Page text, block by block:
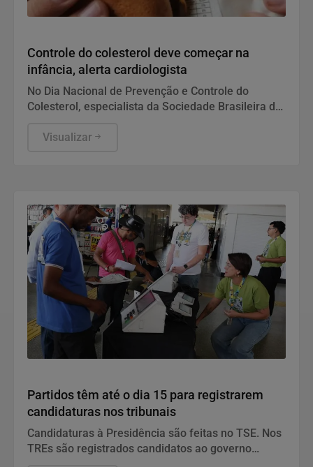
Controle do colesterol deve começar na
infância, alerta cardiologista
No Dia Nacional de Prevenção e Controle do
Colesterol, especialista da Sociedade Brasileira de
anos, alimentação equilibrada e atividade física.
Visualizar
Partidos têm até o dia 15 para registrarem
candidaturas nos tribunais
Candidaturas à Presidência são feitas no TSE. Nos
TREs são registrados candidatos ao governo